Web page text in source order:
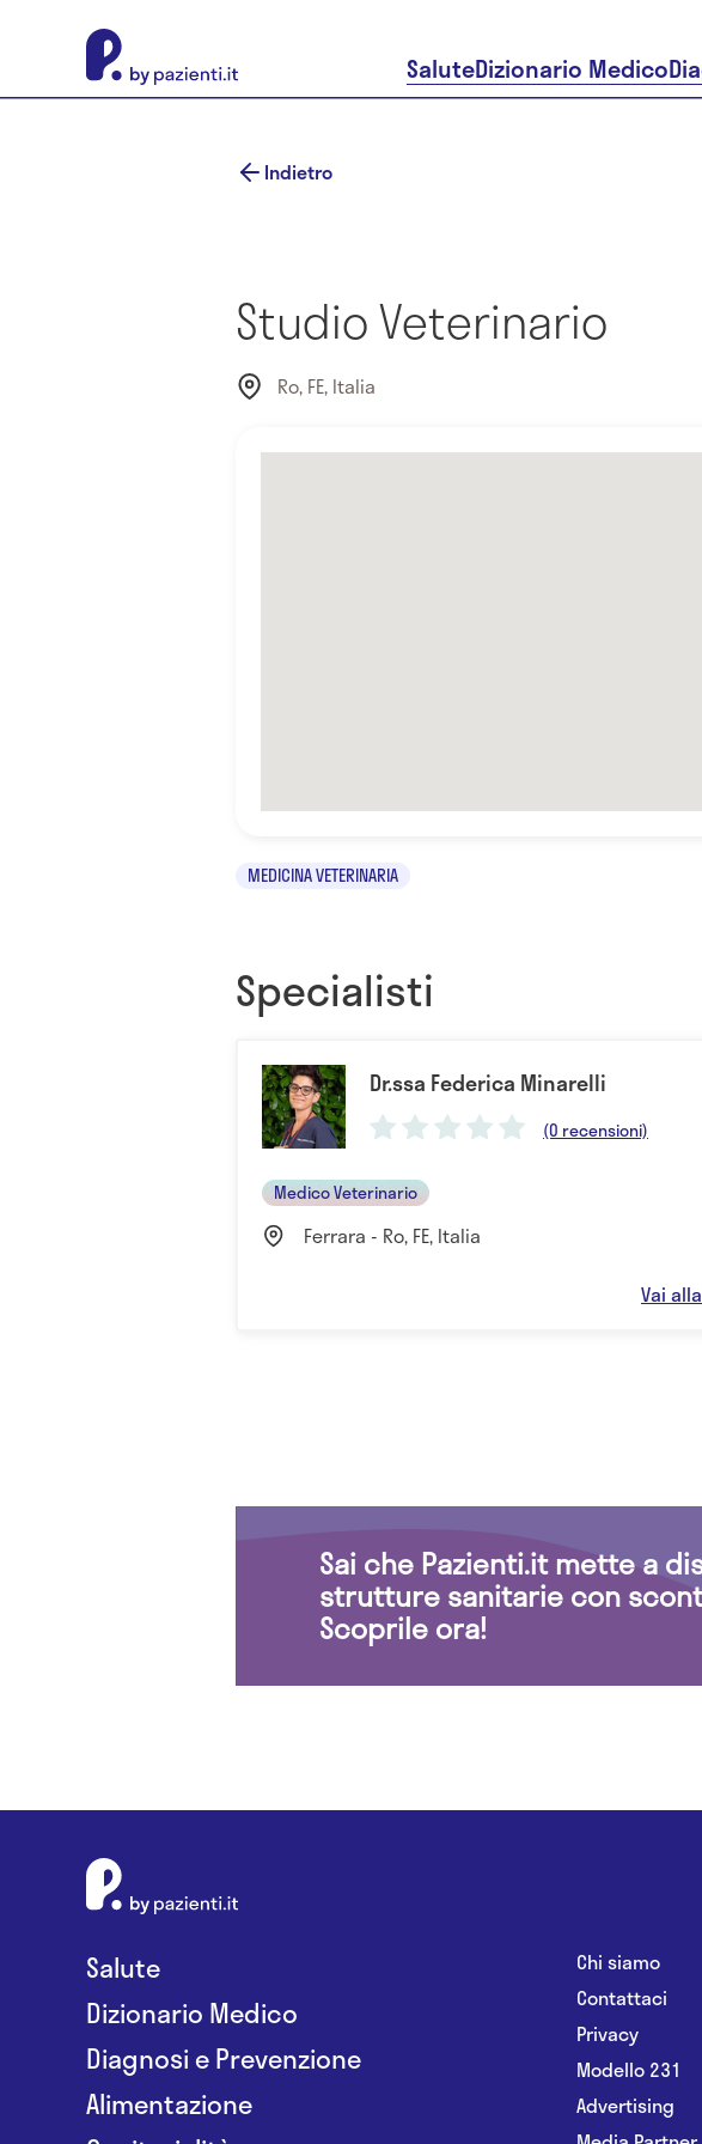
SaluteDizionario Medico
Indietro
Studio Veterinario
Ro, FE, Italia
MEDICINA VETERINARIA
Specialisti
Dr.ssa Federica Minarelli
(0 recensioni)
Medico Veterinario
Ferrara - Ro, FE, Italia
Vai
Sai che Pazienti.it mette a
strutture sanitarie con
Scoprile ora!
Salute
Dizionario Medico
Diagnosi e Prevenzione
Alimentazione
Chi siamo
Contattaci
Privacy
Modello 231
Advertising